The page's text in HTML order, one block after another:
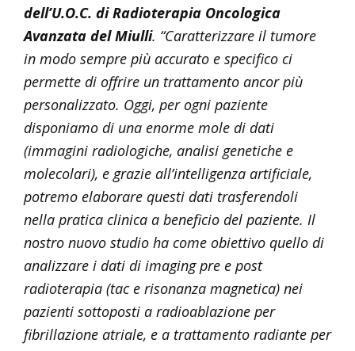
dell’U.O.C. di Radioterapia Oncologica
Avanzata del Miulli. “Caratterizzare il tumore
in modo sempre più accurato e specifico ci
permette di offrire un trattamento ancor più
personalizzato. Oggi, per ogni paziente
disponiamo di una enorme mole di dati
(immagini radiologiche, analisi genetiche e
molecolari), e grazie all’intelligenza artificiale,
potremo elaborare questi dati trasferendoli
nella pratica clinica a beneficio del paziente. Il
nostro nuovo studio ha come obiettivo quello di
analizzare i dati di imaging pre e post
radioterapia (tac e risonanza magnetica) nei
pazienti sottoposti a radioablazione per
fibrillazione atriale, e a trattamento radiante per